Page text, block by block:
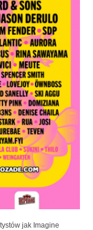
jak Imagine